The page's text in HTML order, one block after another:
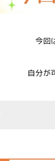
今回
自分が